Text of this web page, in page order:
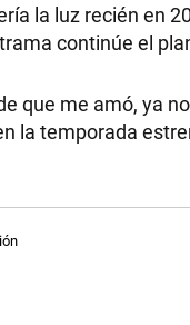
la luz recién en
continúe el
que me amó, ya
la temporada